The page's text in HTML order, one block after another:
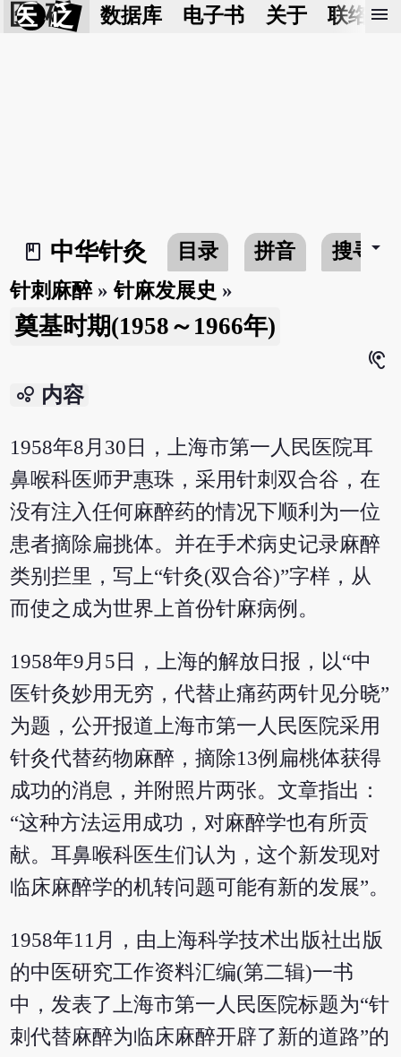
医 砭 数据库 电子书 关于 联络我
menu
book_2
中华针灸 目录 拼音 搜寻arrow_drop_down
针刺麻醉»针麻发展史 »
奠基时期(1958～1966年)
hearing
bubble_chart 内容
1958年8月30日，上海市第一人民医院耳
鼻喉科医师尹惠珠，采用针刺双合谷，在
没有注入任何麻醉药的情况下顺利为一位
患者摘除扁挑体。并在手术病史记录麻醉
类别拦里，写上“针灸(双合谷)”字样，从
而使之成为世界上首份针麻病例。
1958年9月5日，上海的解放日报，以“中
医针灸妙用无穷，代替止痛药两针见分晓”
为题，公开报道上海市第一人民医院采用
针灸代替药物麻醉，摘除13例扁桃体获得
成功的消息，并附照片两张。文章指出：
“这种方法运用成功，对麻醉学也有所贡
献。耳鼻喉科医生们认为，这个新发现对
临床麻醉学的机转问题可能有新的发展”。
1958年11月，由上海科学技术出版社出版
的中医研究工作资料汇编(第二辑)一书
中，发表了上海市第一人民医院标题为“针
刺代替麻醉为临床麻醉开辟了新的道路”的